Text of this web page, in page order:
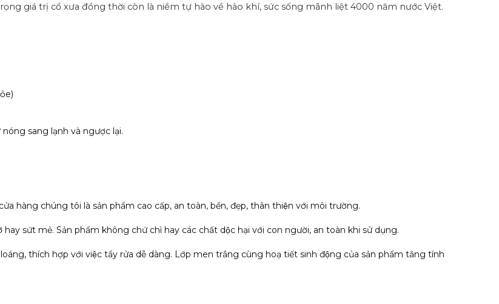
giá trị cổ xưa đồng thời còn là niềm tự hào về hào khí, sức sống mãnh liệt 4000 năm nước Việt.
sang lạnh và ngược lại.
hàng chúng tôi là sản phẩm cao cấp, an toàn, bền, đẹp, thân thiện với môi trường.
sứt mẻ. Sản phẩm không chứ chì hay các chất dộc hại với con người, an toàn khi sử dụng.
thích hợp với việc tẩy rửa dễ dàng. Lớp men trắng cùng hoạ tiết sinh động của sản phẩm tăng tính